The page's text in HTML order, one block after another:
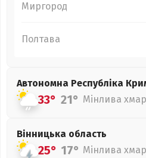
Миргород
Полтава
Автономна Республіка
33° 21° Мінлива
Вінницька область
25° 17° Мінлива